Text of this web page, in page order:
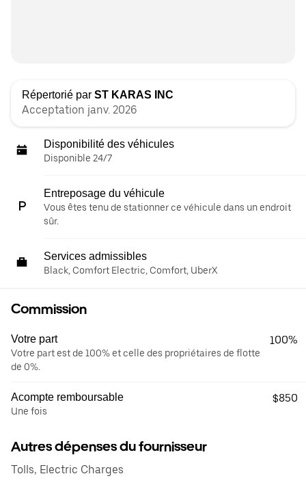
Répertorié par ST KARAS INC
Acceptation janv. 2026
Disponibilité des véhicules
Disponible 24/7
Entreposage du véhicule
Vous êtes tenu de stationner ce véhicule dans un endroit
sûr.
Services admissibles
Black, Comfort Electric, Comfort, UberX
Commission
Votre part
Votre part est de 100% et celle des propriétaires de flotte
de 0%.
100%
Acompte remboursable
Une fois
$850
Autres dépenses du fournisseur
Tolls, Electric Charges